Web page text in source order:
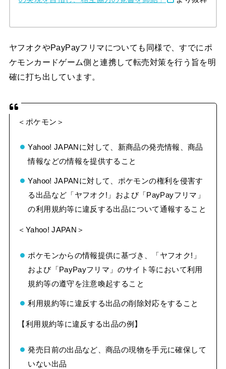
ヤフオクやPayPayフリマについても同様で、すでにポ
ケモンカードゲーム側と連携して転売対策を行う旨を明
確に打ち出しています。
＜ポケモン＞
Yahoo! JAPANに対して、新商品の発売情報、商品
情報などの情報を提供すること
Yahoo! JAPANに対して、ポケモンの権利を侵害す
る出品など「ヤフオク!」および「PayPayフリマ」
の利用規約等に違反する出品について通報すること
＜Yahoo! JAPAN＞
ポケモンからの情報提供に基づき、「ヤフオク!」
および「PayPayフリマ」のサイト等において利用
規約等の遵守を注意喚起すること
利用規約等に違反する出品の削除対応をすること
【利用規約等に違反する出品の例】
発売日前の出品など、商品の現物を手元に確保して
いない出品